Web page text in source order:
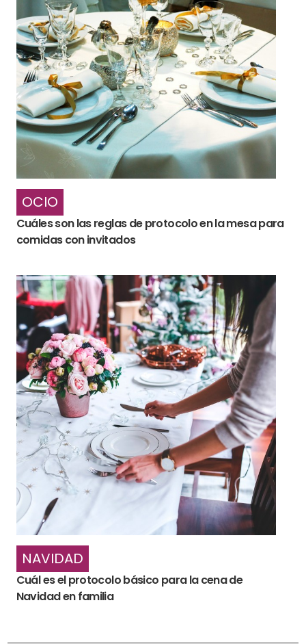
OCIO
Cuáles son las reglas de protocolo en la mesa para
comidas con invitados
NAVIDAD
Cuál es el protocolo básico para la cena de
Navidad en familia